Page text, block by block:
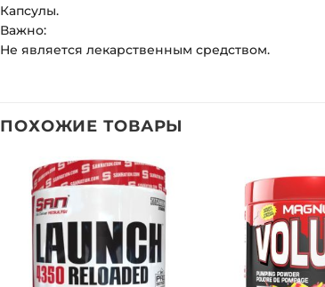
Капсулы.
Важно:
Не является лекарственным средством.
ПОХОЖИЕ ТОВАРЫ
Добавить
в список
желаний